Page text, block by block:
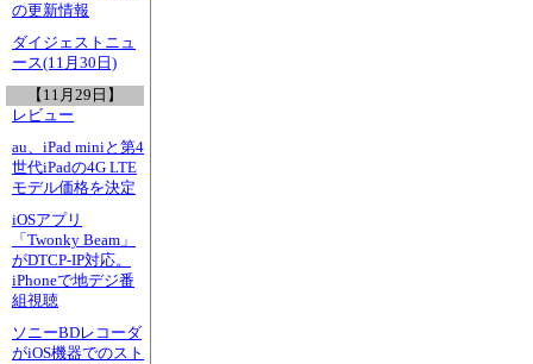
の更新情報
ダイジェストニュ
ース(11月30日)
【11月29日】
レビュー
au、iPad miniと第4
世代iPadの4G LTE
モデル価格を決定
iOSアプリ
「Twonky Beam」
がDTCP-IP対応。
iPhoneで地デジ番
組視聴
ソニーBDレコーダ
がiOS機器でのスト